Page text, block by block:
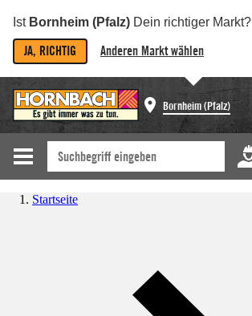
Ist Bornheim (Pfalz) Dein richtiger Markt?
JA, RICHTIG Anderen Markt wählen
Bornheim (Pfalz)
Startseite